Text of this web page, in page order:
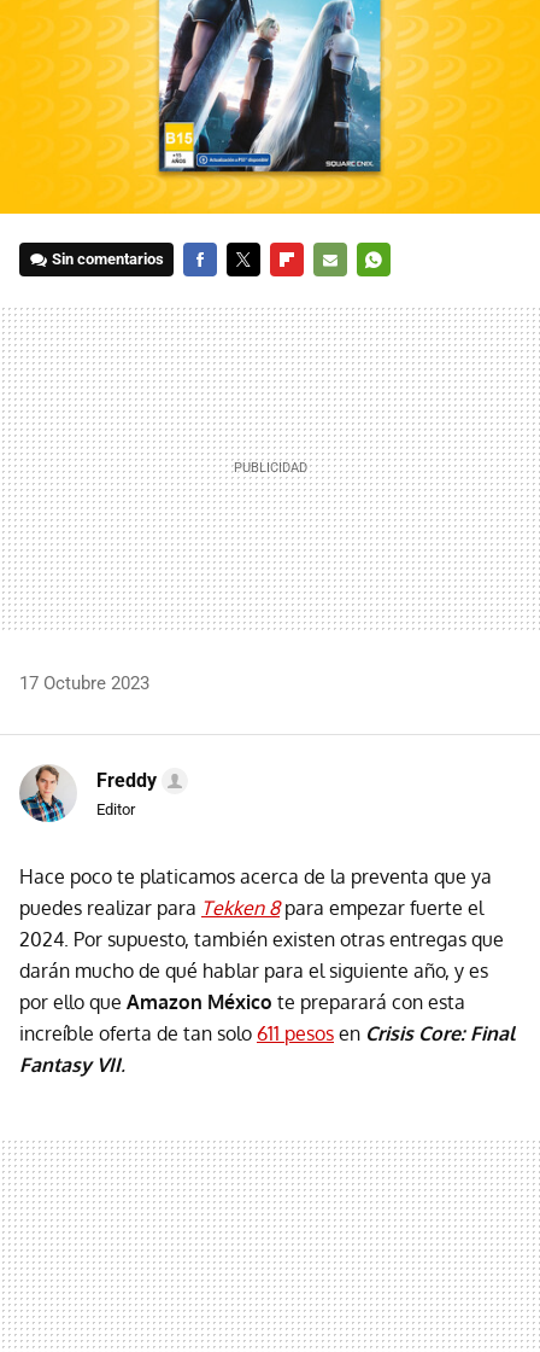
Sin comentarios
MAIL
17 Octubre 2023
Freddy
Editor
Hace poco te platicamos acerca de la preventa que ya
puedes realizar para Tekken 8para empezar fuerte el
2024. Por supuesto, también existen otras entregas que
darán mucho de qué hablar para el siguiente año, y es
por ello que Amazon México te preparará con esta
increíble oferta de tan solo 611 pesos en Crisis Core: Final
Fantasy VII.